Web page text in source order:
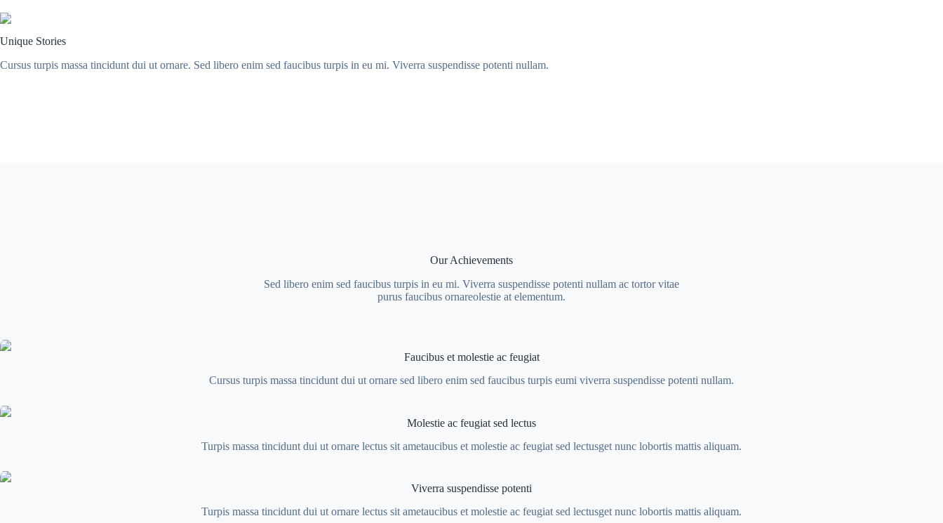
Unique Stories
Cursus turpis massa tincidunt dui ut ornare. Sed libero enim sed faucibus turpis in eu mi. Viverra suspendisse potenti nullam.
Our Achievements
Sed libero enim sed faucibus turpis in eu mi. Viverra suspendisse potenti nullam ac tortor vitae
purus faucibus ornareolestie at elementum.
Faucibus et molestie ac feugiat
Cursus turpis massa tincidunt dui ut ornare sed libero enim sed faucibus turpis eumi viverra suspendisse potenti nullam.
Molestie ac feugiat sed lectus
Turpis massa tincidunt dui ut ornare lectus sit ametaucibus et molestie ac feugiat sed lectusget nunc lobortis mattis aliquam.
Viverra suspendisse potenti
Turpis massa tincidunt dui ut ornare lectus sit ametaucibus et molestie ac feugiat sed lectusget nunc lobortis mattis aliquam.